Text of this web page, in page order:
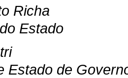
Richa
Estado
Estado de